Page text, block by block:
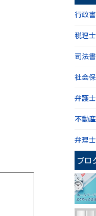
行政
税理
司法
社会
弁護
不動
弁理
ブロ